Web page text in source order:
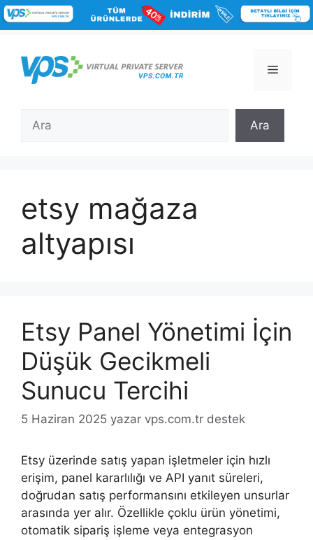
İçeriğe
atla
Menü
Ara
etsy mağaza
altyapısı
Etsy Panel Yönetimi İçin
Düşük Gecikmeli
Sunucu Tercihi
5 Haziran 2025 yazar vps.com.tr destek
Etsy üzerinde satış yapan işletmeler için hızlı
erişim, panel kararlılığı ve API yanıt süreleri,
doğrudan satış performansını etkileyen unsurlar
arasında yer alır. Özellikle çoklu ürün yönetimi,
otomatik sipariş işleme veya entegrasyon